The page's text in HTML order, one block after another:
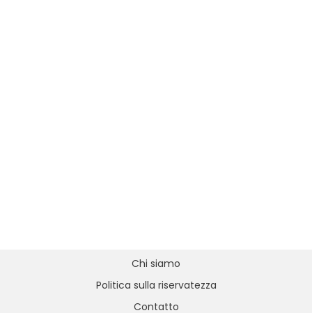
Chi siamo
Politica sulla riservatezza
Contatto